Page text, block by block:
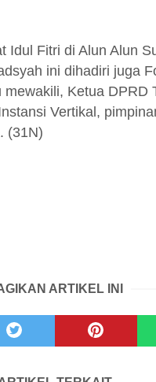
Idul Fitri di Alun Alun
ini dihadiri juga
mewakili, Ketua DPRD
Vertikal,
(31N)
ARTIKEL INI